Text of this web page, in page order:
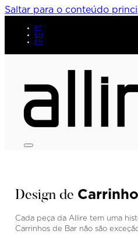
Saltar para o conteúdo
PT
EN
FR
Design de
Cada peça da Allire tem uma
Carrinhos de Bar não são